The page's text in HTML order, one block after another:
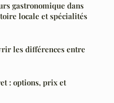
gastronomique dans
locale et spécialités
les différences entre
: options, prix et